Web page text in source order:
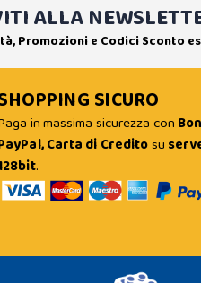
ALLA
Promozioni e Codici Sconto
SICURO
in massima sicurezza con
Carta di Creditosu
.